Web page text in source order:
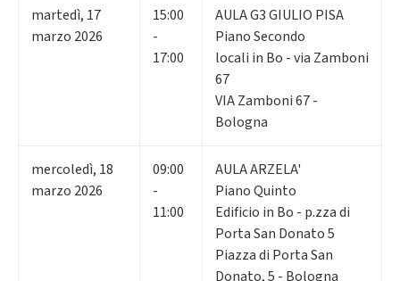
martedì, 17
marzo 2026
15:00
-
17:00
AULA G3 GIULIO PISA
Piano Secondo
locali in Bo - via Zamboni
67
VIA Zamboni 67 -
Bologna
mercoledì, 18
marzo 2026
09:00
-
11:00
AULA ARZELA'
Piano Quinto
Edificio in Bo - p.zza di
Porta San Donato 5
Piazza di Porta San
Donato, 5 - Bologna